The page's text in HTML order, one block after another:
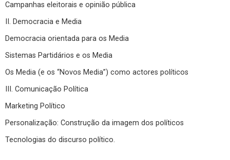
Campanhas eleitorais e opinião pública
II. Democracia e Media
Democracia orientada para os Media
Sistemas Partidários e os Media
Os Media (e os “Novos Media”) como actores políticos
III. Comunicação Política
Marketing Político
Personalização: Construção da imagem dos políticos
Tecnologias do discurso político.